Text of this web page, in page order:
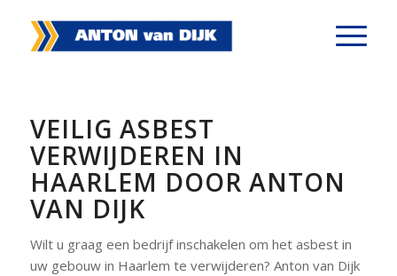
VEILIG ASBEST
VERWIJDEREN IN
HAARLEM DOOR ANTON
VAN DIJK
Wilt u graag een bedrijf inschakelen om het asbest in
uw gebouw in Haarlem te verwijderen? Anton van Dijk